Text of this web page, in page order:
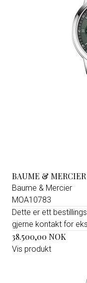
BAUME &
Baume & Mercier
MOA10783
Dette er ett
gjerne kontakt for
38.500,00 NOK
Vis produkt